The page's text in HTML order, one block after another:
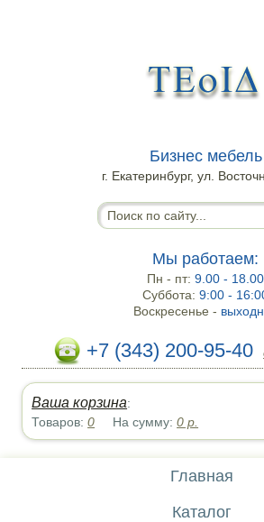
Бизнес мебель
г. Екатеринбург, ул.
Мы работаем:
Пн - пт:9.00 - 18.00
Суббота:9:00 -
Воскресенье -
+7 (343) 200-95-40
Ваша корзина:
Товаров:0 На сумму:0 р.
Главная
Каталог